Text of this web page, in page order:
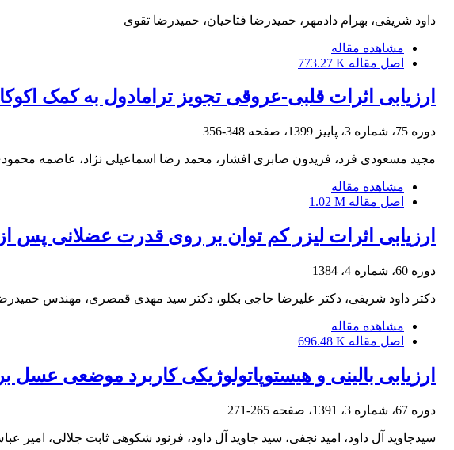
داود شریفی، بهرام دادمهر، حمیدرضا فتاحیان، حمیدرضا تقوی
مشاهده مقاله
اصل مقاله 773.27 K
ارزیابی اثرات قلبی-عروقی تجویز ترامادول به کمک
دوره 75، شماره 3، پاییز 1399، صفحه 348-356
مجید مسعودی فرد، فریدون صابری افشار، محمد رضا اسماعیلی نژاد، عاصمه
مشاهده مقاله
اصل مقاله 1.02 M
ارزیابی اثرات لیزر کم توان بر روی قدرت عضلانی
دوره 60، شماره 4، 1384
دکتر داود شریفی، دکتر علیرضا حاجی بکلو، دکتر سید مهدی قمصری، مهندس
مشاهده مقاله
اصل مقاله 696.48 K
ارزیابی بالینی و هیستوپاتولوژیکی کاربرد موضعی
دوره 67، شماره 3، 1391، صفحه 265-271
سیدجاوید آل داود، امید نجفی، سید جاوید آل داود، فرنود شکوهی ثابت جلالی، امیر